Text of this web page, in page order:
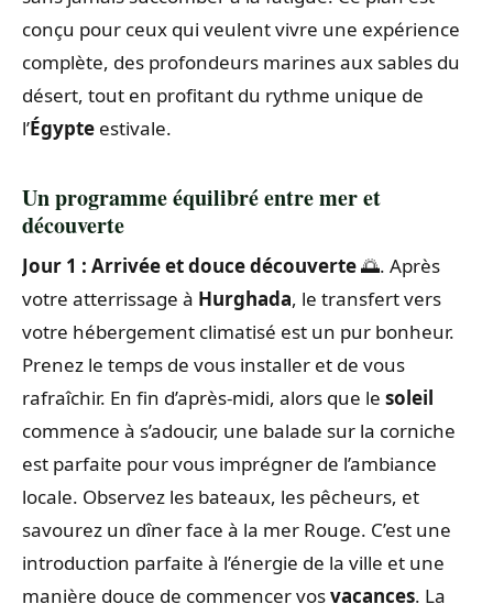
conçu pour ceux qui veulent vivre une expérience
complète, des profondeurs marines aux sables du
désert, tout en profitant du rythme unique de
l’Égypte estivale.
Un programme équilibré entre mer et
découverte
Jour 1 : Arrivée et douce découverte🌅. Après
votre atterrissage à Hurghada, le transfert vers
votre hébergement climatisé est un pur bonheur.
Prenez le temps de vous installer et de vous
rafraîchir. En fin d’après-midi, alors que le soleil
commence à s’adoucir, une balade sur la corniche
est parfaite pour vous imprégner de l’ambiance
locale. Observez les bateaux, les pêcheurs, et
savourez un dîner face à la mer Rouge. C’est une
introduction parfaite à l’énergie de la ville et une
manière douce de commencer vosvacances. La